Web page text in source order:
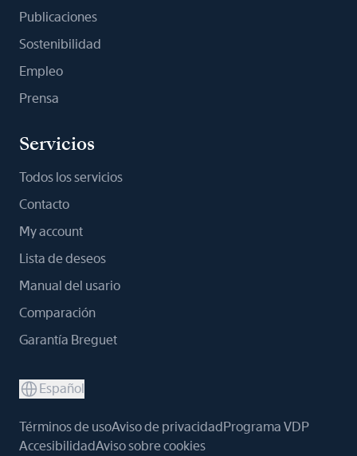
Publicaciones
Sostenibilidad
Empleo
Prensa
Servicios
Todos los servicios
Contacto
My account
Lista de deseos
Manual del usario
Comparación
Garantía Breguet
Español
Términos de usoAviso de privacidadPrograma VDP
AccesibilidadAviso sobre cookies